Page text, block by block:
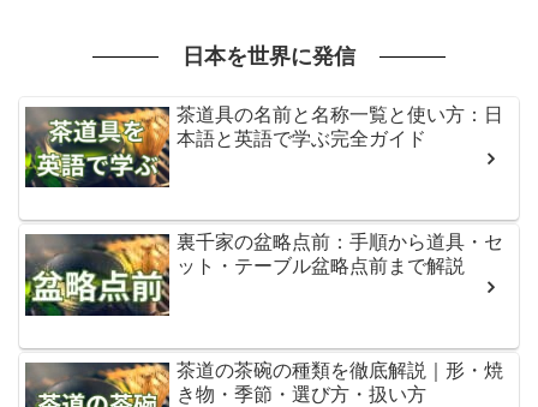
日本を世界に発信
茶道具の名前と名称一覧と使い方：日
本語と英語で学ぶ完全ガイド
裏千家の盆略点前：手順から道具・セ
ット・テーブル盆略点前まで解説
茶道の茶碗の種類を徹底解説｜形・焼
き物・季節・選び方・扱い方